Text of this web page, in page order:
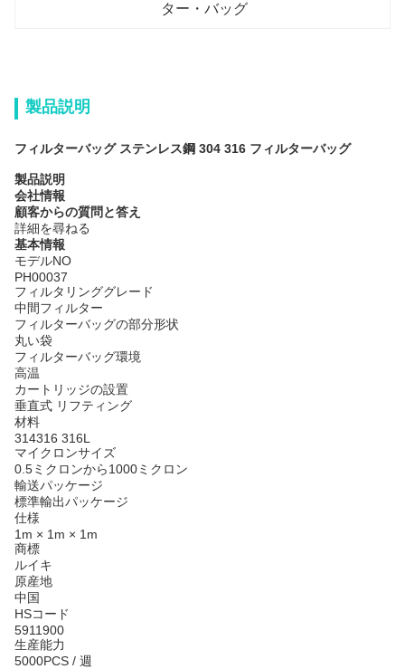
ター・バッグ
製品説明
フィルターバッグ ステンレス鋼 304 316 フィルターバッグ
製品説明
会社情報
顧客からの質問と答え
詳細を尋ねる
基本情報
モデルNO
PH00037
フィルタリンググレード
中間フィルター
フィルターバッグの部分形状
丸い袋
フィルターバッグ環境
高温
カートリッジの設置
垂直式 リフティング
材料
314316 316L
マイクロンサイズ
0.5ミクロンから1000ミクロン
輸送パッケージ
標準輸出パッケージ
仕様
1m × 1m × 1m
商標
ルイキ
原産地
中国
HSコード
5911900
生産能力
5000PCS / 週